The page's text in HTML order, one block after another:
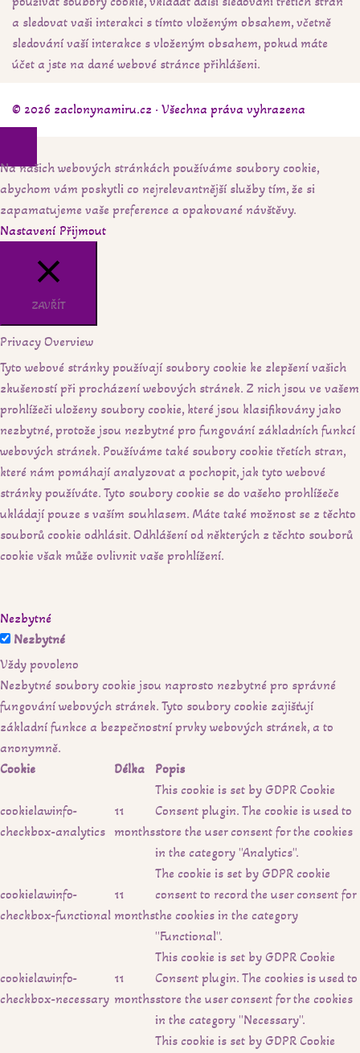
a sledovat vaši interakci s tímto vloženým obsahem, včetně
sledování vaší interakce s vloženým obsahem, pokud máte
účet a jste na dané webové stránce přihlášeni.
© 2026 zaclonynamiru.cz · Všechna práva vyhrazena
Na našich webových stránkách používáme soubory cookie,
abychom vám poskytli co nejrelevantnější služby tím, že si
zapamatujeme vaše preference a opakované návštěvy.
Nastavení Přijmout
ZAVŘÍT
Privacy Overview
Tyto webové stránky používají soubory cookie ke zlepšení vašich
zkušeností při procházení webových stránek. Z nich jsou ve vašem
prohlížeči uloženy soubory cookie, které jsou klasifikovány jako
nezbytné, protože jsou nezbytné pro fungování základních funkcí
webových stránek. Používáme také soubory cookie třetích stran,
které nám pomáhají analyzovat a pochopit, jak tyto webové
stránky používáte. Tyto soubory cookie se do vašeho prohlížeče
ukládají pouze s vaším souhlasem. Máte také možnost se z těchto
souborů cookie odhlásit. Odhlášení od některých z těchto souborů
cookie však může ovlivnit vaše prohlížení.
Nezbytné
Nezbytné
Vždy povoleno
Nezbytné soubory cookie jsou naprosto nezbytné pro správné
fungování webových stránek. Tyto soubory cookie zajišťují
základní funkce a bezpečnostní prvky webových stránek, a to
anonymně.
Cookie
Délka Popis
cookielawinfo-
checkbox-analytics
11
months
This cookie is set by GDPR Cookie
Consent plugin. The cookie is used to
store the user consent for the cookies
in the category "Analytics".
cookielawinfo-
checkbox-functional
11
months
The cookie is set by GDPR cookie
consent to record the user consent for
the cookies in the category
"Functional".
cookielawinfo-
checkbox-necessary
11
months
This cookie is set by GDPR Cookie
Consent plugin. The cookies is used to
store the user consent for the cookies
in the category "Necessary".
This cookie is set by GDPR Cookie